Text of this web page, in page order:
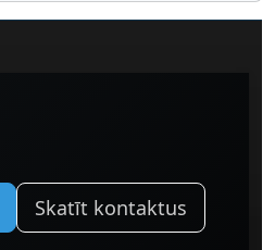
Skatīt kontaktus